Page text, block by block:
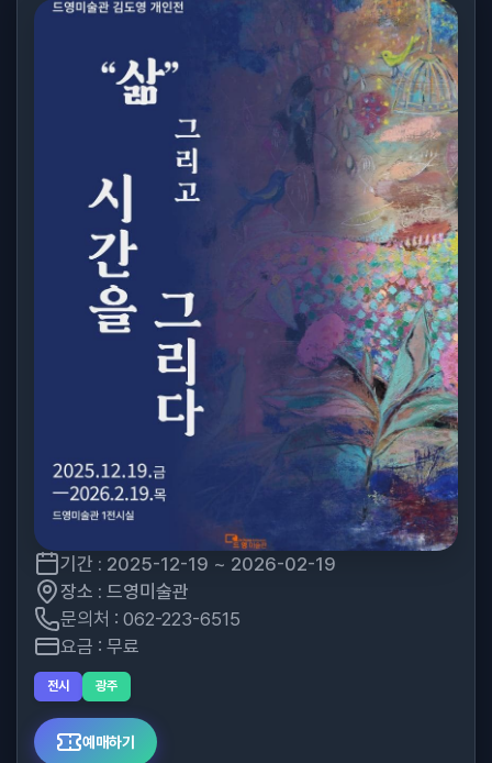
기간 : 2025-12-19 ~ 2026-02-19
장소 : 드영미술관
문의처 : 062-223-6515
요금 : 무료
전시 광주
예매하기